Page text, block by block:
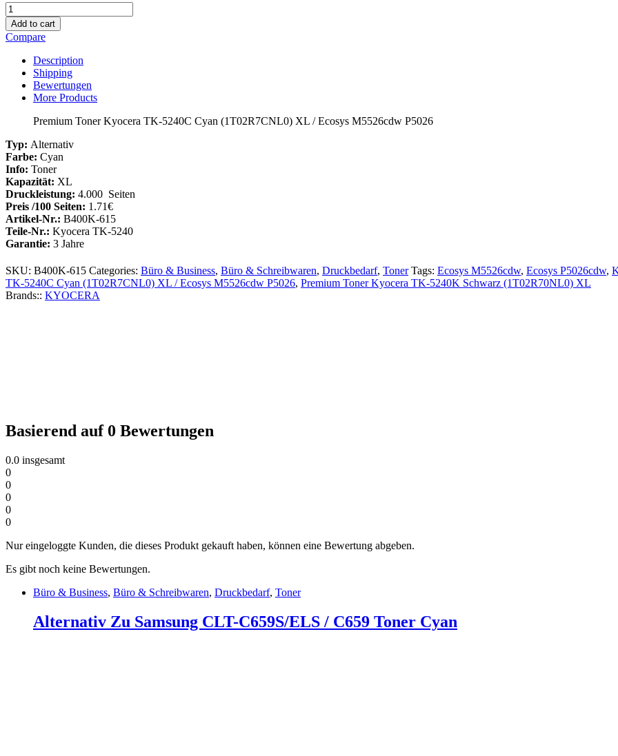
Premium
Toner
Kyocera
TK-
5240C
Cyan
(1T02R7CNL0)
Ecosys
P5026
Menge
Add to cart
Compare
Description
Shipping
Bewertungen
More Products
Premium Toner Kyocera TK-5240C Cyan (1T02R7CNL0) XL / Ecosys M5526cdw P5026
Typ: Alternativ
Farbe: Cyan
Info: Toner
Kapazität: XL
Druckleistung: 4.000 Seiten
Preis /100 Seiten: 1.71€
Artikel-Nr.: B400K-615
Teile-Nr.: Kyocera TK-5240
Garantie: 3 Jahre
SKU: B400K-615 Categories: Büro & Business, Büro & Schreibwaren, Druckbedarf, Toner Tags: Ecosys M5526cdw, Ecosys P5026cdw,
TK-5240C Cyan (1T02R7CNL0) XL / Ecosys M5526cdw P5026, Premium Toner Kyocera TK-5240K Schwarz (1T02R70NL0) XL
Brands:: KYOCERA
Basierend auf 0 Bewertungen
0.0 insgesamt
0
0
0
0
0
Nur eingeloggte Kunden, die dieses Produkt gekauft haben, können eine Bewertung abgeben.
Es gibt noch keine Bewertungen.
Büro & Business, Büro & Schreibwaren, Druckbedarf, Toner
Alternativ Zu Samsung CLT-C659S/ELS / C659 Toner Cyan